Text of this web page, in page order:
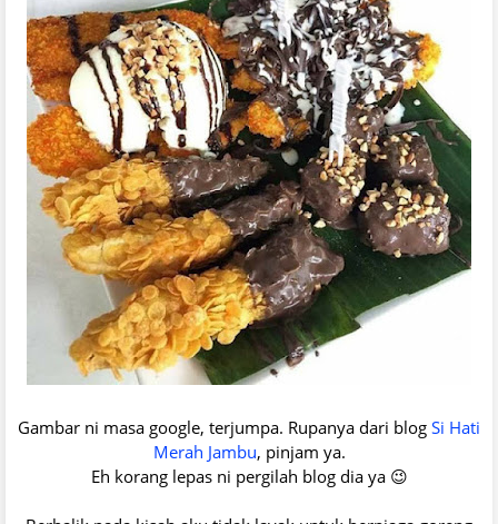
Gambar ni masa google, terjumpa. Rupanya dari blog Si Hati
Merah Jambu, pinjam ya.
Eh korang lepas ni pergilah blog dia ya 😉